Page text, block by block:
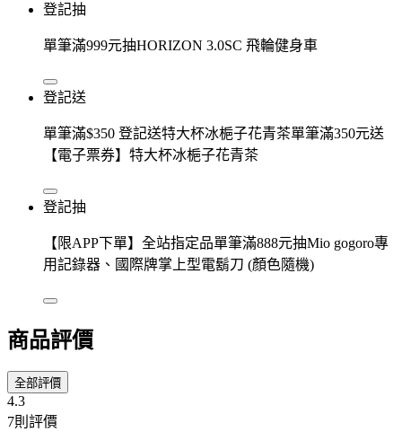
登記抽
單筆滿999元抽HORIZON 3.0SC 飛輪健身車
登記送
單筆滿$350 登記送特大杯冰梔子花青茶單筆滿350元送
【電子票券】特大杯冰梔子花青茶
登記抽
【限APP下單】全站指定品單筆滿888元抽Mio gogoro專
用記錄器、國際牌掌上型電鬍刀 (顏色隨機)
商品評價
全部評價
4.3
7則評價